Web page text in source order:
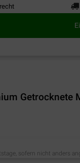
Getrocknete
sofern nicht anders